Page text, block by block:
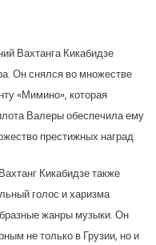
Вахтанга Кикабидзе
Он снялся во множестве
«Мимино», которая
Валеры обеспечила ему
престижных наград.
Кикабидзе также
голос и харизма
жанры музыки. Он
не только в Грузии, но и